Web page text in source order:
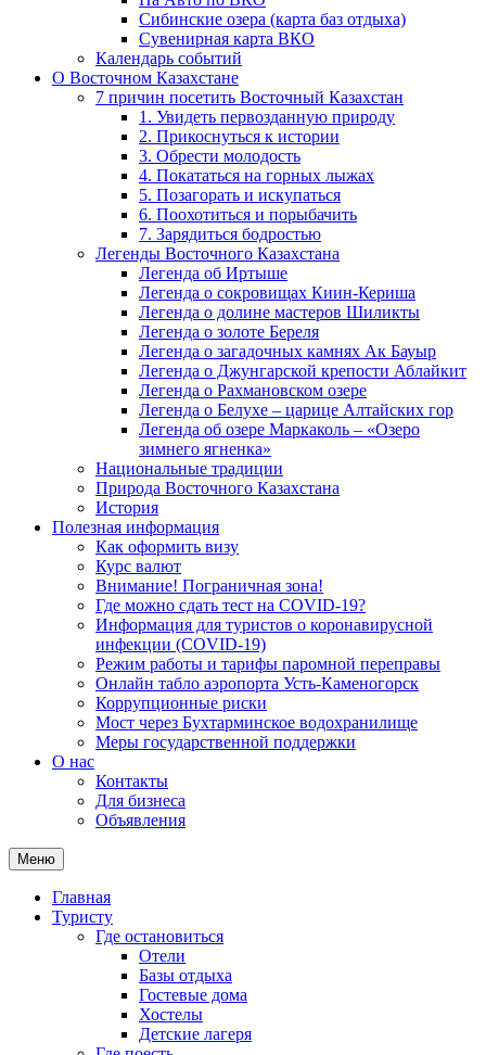
Сибинские озера (карта баз отдыха)
Сувенирная карта ВКО
Календарь событий
О Восточном Казахстане
7 причин посетить Восточный Казахстан
1. Увидеть первозданную природу
2. Прикоснуться к истории
3. Обрести молодость
4. Покататься на горных лыжах
5. Позагорать и искупаться
6. Поохотиться и порыбачить
7. Зарядиться бодростью
Легенды Восточного Казахстана
Легенда об Иртыше
Легенда о сокровищах Киин-Кериша
Легенда о долине мастеров Шиликты
Легенда о золоте Береля
Легенда о загадочных камнях Ак Бауыр
Легенда о Джунгарской крепости Аблайкит
Легенда о Рахмановском озере
Легенда о Белухе – царице Алтайских гор
Легенда об озере Маркаколь – «Озеро
зимнего ягненка»
Национальные традиции
Природа Восточного Казахстана
История
Полезная информация
Как оформить визу
Курс валют
Внимание! Пограничная зона!
Где можно сдать тест на COVID-19?
Информация для туристов о коронавирусной
инфекции (COVID-19)
Режим работы и тарифы паромной переправы
Онлайн табло аэропорта Усть-Каменогорск
Коррупционные риски
Мост через Бухтарминское водохранилище
Меры государственной поддержки
О нас
Контакты
Для бизнеса
Объявления
Меню
Главная
Туристу
Где остановиться
Отели
Базы отдыха
Гостевые дома
Хостелы
Детские лагеря